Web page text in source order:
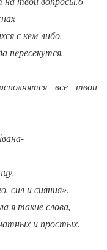
с кем-либо.
пересекутся,
все твои
сил и сияния».
я такие слова,
и простых.